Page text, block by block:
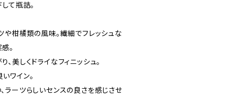
て瓶詰。
や柑橘類の風味。繊細でフレッシュな
。
美しくドライなフィニッシュ。
ワイン。
ラーツらしいセンスの良さを感じさせ